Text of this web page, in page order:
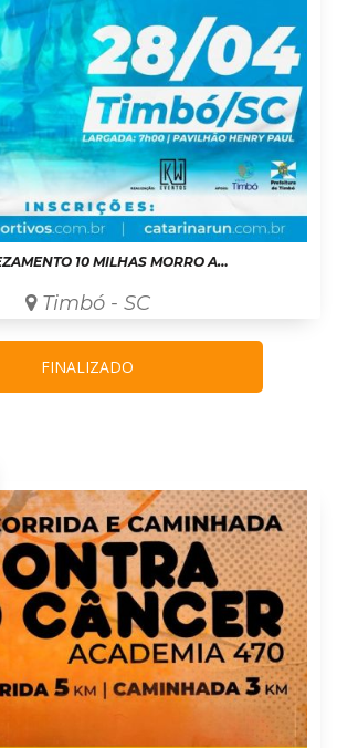
IX REVEZAMENTO 10 MILHAS MORRO AZUL 2024
Timbó - SC
FINALIZADO